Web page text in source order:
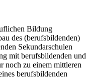
Bildung
des (berufsbildenden)
Sekundarschulen
mit berufsbildenden und
noch zu einem mittleren
berufsbildenden